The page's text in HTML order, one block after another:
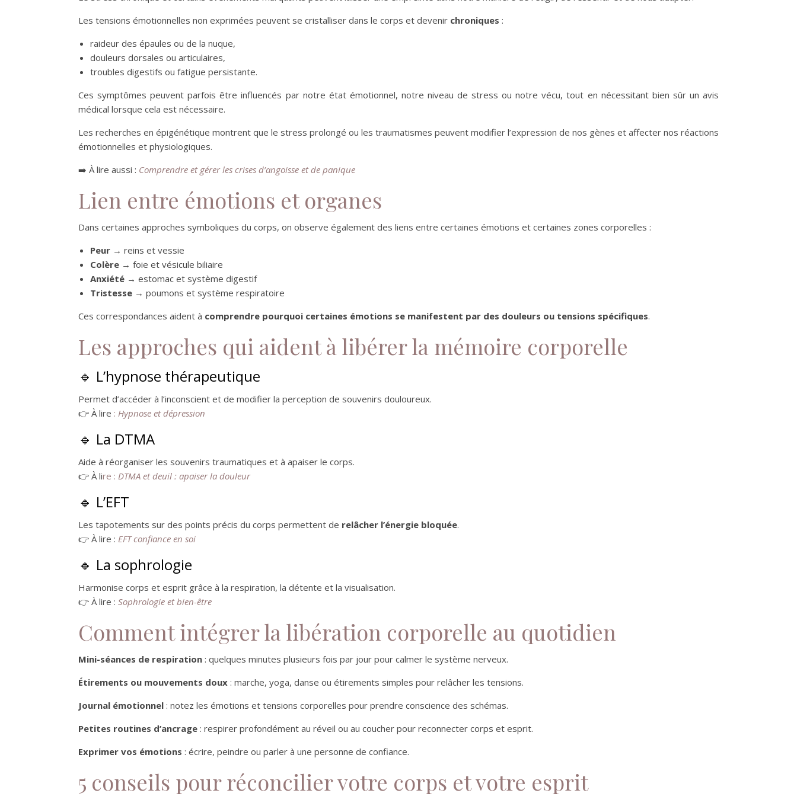
Les tensions émotionnelles non exprimées peuvent se cristalliser dans le corps et devenir chroniques :
raideur des épaules ou de la nuque,
douleurs dorsales ou articulaires,
troubles digestifs ou fatigue persistante.
Ces symptômes peuvent parfois être influencés par notre état émotionnel, notre niveau de stress ou notre vécu, tout en nécessitant bien sûr un avis
médical lorsque cela est nécessaire.
Les recherches en épigénétique montrent que le stress prolongé ou les traumatismes peuvent modifier l’expression de nos gènes et affecter nos réactions
émotionnelles et physiologiques.
➡️ À lire aussi : Comprendre et gérer les crises d’angoisse et de panique
Lien entre émotions et organes
Dans certaines approches symboliques du corps, on observe également des liens entre certaines émotions et certaines zones corporelles :
Peur → reins et vessie
Colère → foie et vésicule biliaire
Anxiété → estomac et système digestif
Tristesse → poumons et système respiratoire
Ces correspondances aident à comprendre pourquoi certaines émotions se manifestent par des douleurs ou tensions spécifiques.
Les approches qui aident à libérer la mémoire corporelle
🔹 L’hypnose thérapeutique
Permet d’accéder à l’inconscient et de modifier la perception de souvenirs douloureux.
👉 À lire : Hypnose et dépression
🔹 La DTMA
Aide à réorganiser les souvenirs traumatiques et à apaiser le corps.
👉 À lire : DTMA et deuil : apaiser la douleur
🔹 L’EFT
Les tapotements sur des points précis du corps permettent de relâcher l’énergie bloquée.
👉 À lire : EFT confiance en soi
🔹 La sophrologie
Harmonise corps et esprit grâce à la respiration, la détente et la visualisation.
👉 À lire : Sophrologie et bien-être
Comment intégrer la libération corporelle au quotidien
Mini-séances de respiration : quelques minutes plusieurs fois par jour pour calmer le système nerveux.
Étirements ou mouvements doux : marche, yoga, danse ou étirements simples pour relâcher les tensions.
Journal émotionnel : notez les émotions et tensions corporelles pour prendre conscience des schémas.
Petites routines d’ancrage : respirer profondément au réveil ou au coucher pour reconnecter corps et esprit.
Exprimer vos émotions : écrire, peindre ou parler à une personne de confiance.
5 conseils pour réconcilier votre corps et votre esprit